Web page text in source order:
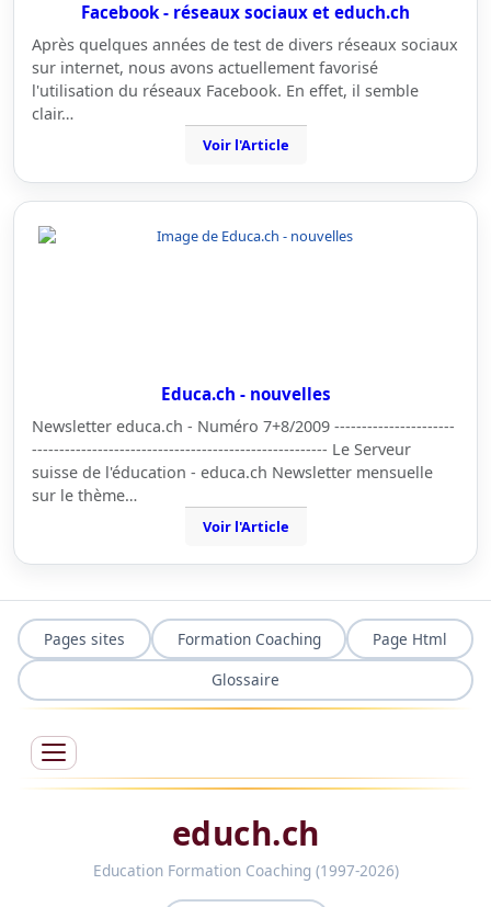
Facebook - réseaux sociaux et educh.ch
Après quelques années de test de divers réseaux sociaux
sur internet, nous avons actuellement favorisé
l'utilisation du réseaux Facebook. En effet, il semble
clair…
Voir l'Article
Educa.ch - nouvelles
Newsletter educa.ch - Numéro 7+8/2009 ----------------------
------------------------------------------------------ Le Serveur
suisse de l'éducation - educa.ch Newsletter mensuelle
sur le thème…
Voir l'Article
Pages sites Formation Coaching
Page Html
Glossaire
educh.ch
Education Formation Coaching (1997-2026)